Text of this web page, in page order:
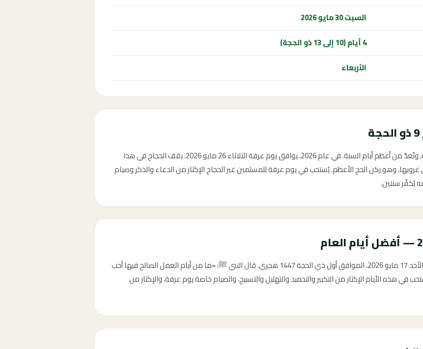
السبت 30 مايو 2026
4 أيام (10 إلى 13 ذو الحجة)
الأربعاء
وقفة عرفة هي اليوم التاسع من ذي الحجة، وتُعدّ من أعظم أيام السنة. في عام 2026، يوافق يوم عرفة الثلاثاء 26 مايو 2026. يقف الحجاج في هذا
وهو ركن الحج الأعظم. يُستحب في يوم عرفة للمسلمين غير الحجاج الإكثار من الدعاء والذكر وصيام
يُكفّر سنتين.
تبدأ العشر من ذي الحجة هذا العام في يوم الأحد 17 مايو 2026، الموافق أول ذي الحجة 1447 هجري. قال النبي ﷺ: «ما من أيام العمل الصالح فيها أحب
في هذه الأيام الإكثار من التكبير والتحميد والتهليل والتسبيح، والصيام خاصة يوم عرفة، والإكثار من